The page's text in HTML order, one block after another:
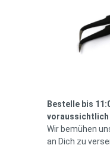
Bestelle bis
voraussichtlich
Wir bemühen
an Dich zu